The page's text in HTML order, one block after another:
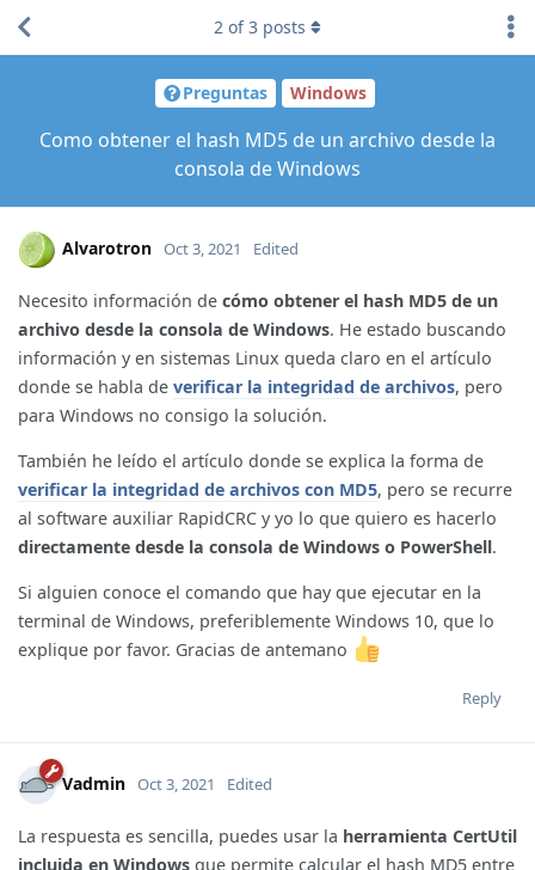
Preguntas Windows
Como obtener el hash MD5 de un archivo desde la
consola de Windows
2 of3 posts
Alvarotron Oct 3, 2021 Edited
Necesito información de cómo obtener el hash MD5 de un
archivo desde la consola de Windows. He estado buscando
información y en sistemas Linux queda claro en el artículo
donde se habla de verificar la integridad de archivos, pero
para Windows no consigo la solución.
También he leído el artículo donde se explica la forma de
verificar la integridad de archivos con MD5, pero se recurre
al software auxiliar RapidCRC y yo lo que quiero es hacerlo
directamente desde la consola de Windows o PowerShell.
Si alguien conoce el comando que hay que ejecutar en la
terminal de Windows, preferiblemente Windows 10, que lo
explique por favor. Gracias de antemano
Reply
Vadmin Oct 3, 2021 Edited
La respuesta es sencilla, puedes usar la herramienta CertUtil
incluida en Windows que permite calcular el hash MD5 entre